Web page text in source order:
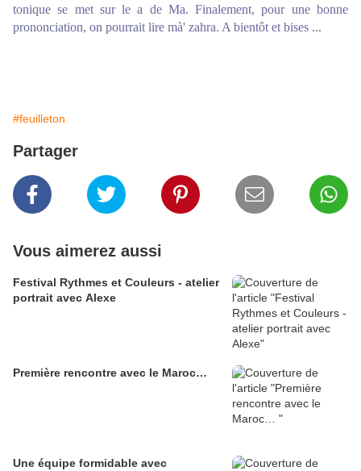
tonique se met sur le a de Ma. Finalement, pour une bonne
prononciation, on pourrait lire mà' zahra. A bientôt et bises ...
#feuilleton
Partager
Vous aimerez aussi
Festival Rythmes et Couleurs - atelier
portrait avec Alexe
Première rencontre avec le Maroc…
Une équipe formidable avec